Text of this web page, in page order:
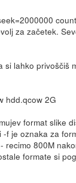
za začetek.
si lahko privoščiš
hdd.qcow 2G
format slike
-f je oznaka za
recimo 800M
formate si